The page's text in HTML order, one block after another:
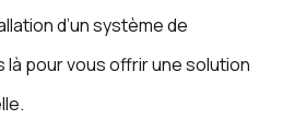
d’un système de
pour vous offrir une solution